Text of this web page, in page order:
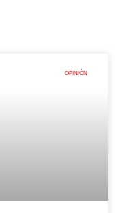
OPINIÓN